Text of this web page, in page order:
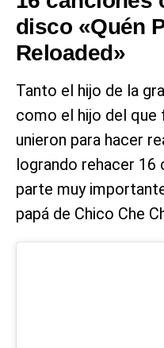
disco «Quén
Reloaded»
Tanto el hijo de la
como el hijo del que
unieron para hacer
logrando rehacer
parte muy
papá de Chico Che